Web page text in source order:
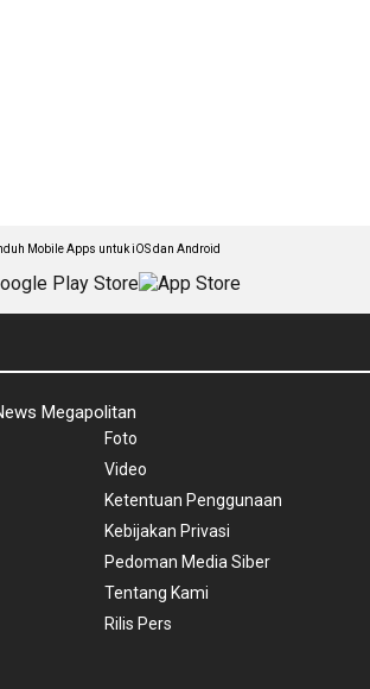
Mobile Apps untuk iOS dan Android
Megapolitan
Foto
Video
Ketentuan Penggunaan
Kebijakan Privasi
Pedoman Media Siber
Tentang Kami
Rilis Pers